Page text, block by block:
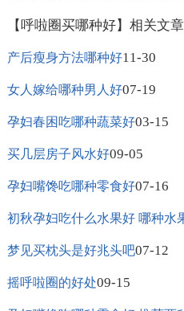
【呼啦圈买哪种好】相关文章
产后瘦身方法哪种好11-30
女人嫁给哪种男人好07-19
孕妇春困吃哪种蔬菜好03-15
买几层房子风水好09-05
孕妇嘴馋吃哪种零食好07-16
初秋孕妇吃什么水果好 哪种水
梦见买枕头是好兆头吧07-12
摇呼啦圈的好处09-15